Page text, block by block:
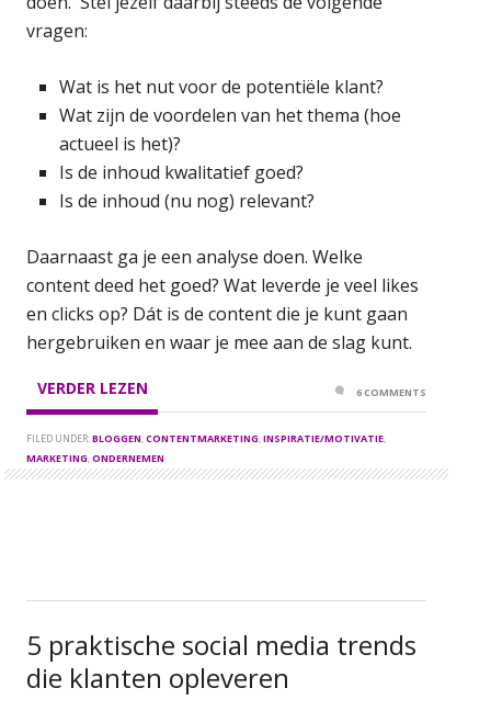
vragen:
Wat is het nut voor de potentiële klant?
Wat zijn de voordelen van het thema (hoe
actueel is het)?
Is de inhoud kwalitatief goed?
Is de inhoud (nu nog) relevant?
Daarnaast ga je een analyse doen. Welke
content deed het goed? Wat leverde je veel likes
en clicks op? Dát is de content die je kunt gaan
hergebruiken en waar je mee aan de slag kunt.
VERDER LEZEN
FILED UNDER:BLOGGEN,CONTENTMARKETING,INSPIRATIE/MOTIVATIE,
MARKETING,ONDERNEMEN
6 COMMENTS
5 praktische social media trends
die klanten opleveren